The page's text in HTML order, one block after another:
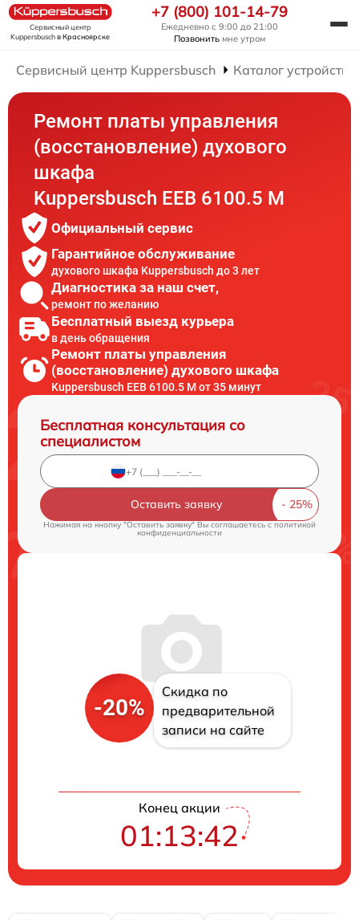
Сервисный центр
Kuppersbuschв Красноярске
+7 (800) 101-14-79
Ежедневно с 9:00 до 21:00
Позвонить мне утром
Сервисный центр Kuppersbusch Каталог устройств
Ремонт платы управления
(восстановление) духового
шкафа
Kuppersbusch EEB 6100.5 M
Официальный сервис
Гарантийное обслуживание
духового шкафа Kuppersbusch до 3 лет
Диагностика за наш счет,
ремонт по желанию
Бесплатный выезд курьера
в день обращения
Ремонт платы управления
(восстановление) духового шкафа
Kuppersbusch EEB 6100.5 M от 35 минут
Бесплатная консультация со
специалистом
Оставить заявку
Нажимая на кнопку "Оставить заявку" Вы соглашаетесь cполитикой
конфиденциальности
-20%
Скидка по
предварительной
записи на сайте
Конец акции
01:13:41